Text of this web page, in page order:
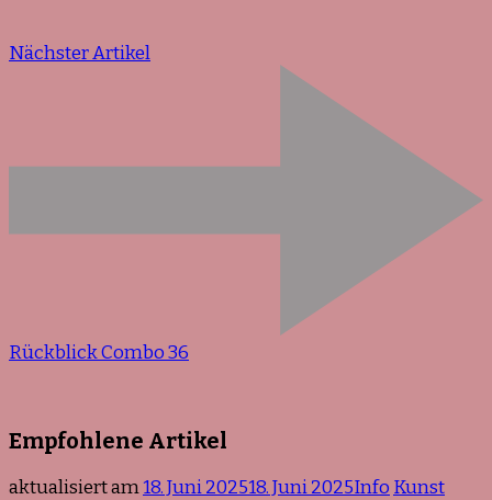
Nächster Artikel
Rückblick Combo 36
Empfohlene Artikel
aktualisiert am18. Juni 202518. Juni 2025Info Kunst